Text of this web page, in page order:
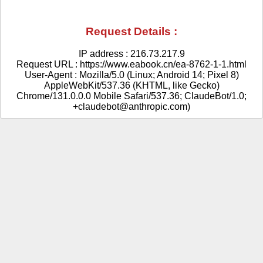
Request Details :
IP address : 216.73.217.9
Request URL : https://www.eabook.cn/ea-8762-1-1.html
User-Agent : Mozilla/5.0 (Linux; Android 14; Pixel 8)
AppleWebKit/537.36 (KHTML, like Gecko)
Chrome/131.0.0.0 Mobile Safari/537.36; ClaudeBot/1.0;
+claudebot@anthropic.com)